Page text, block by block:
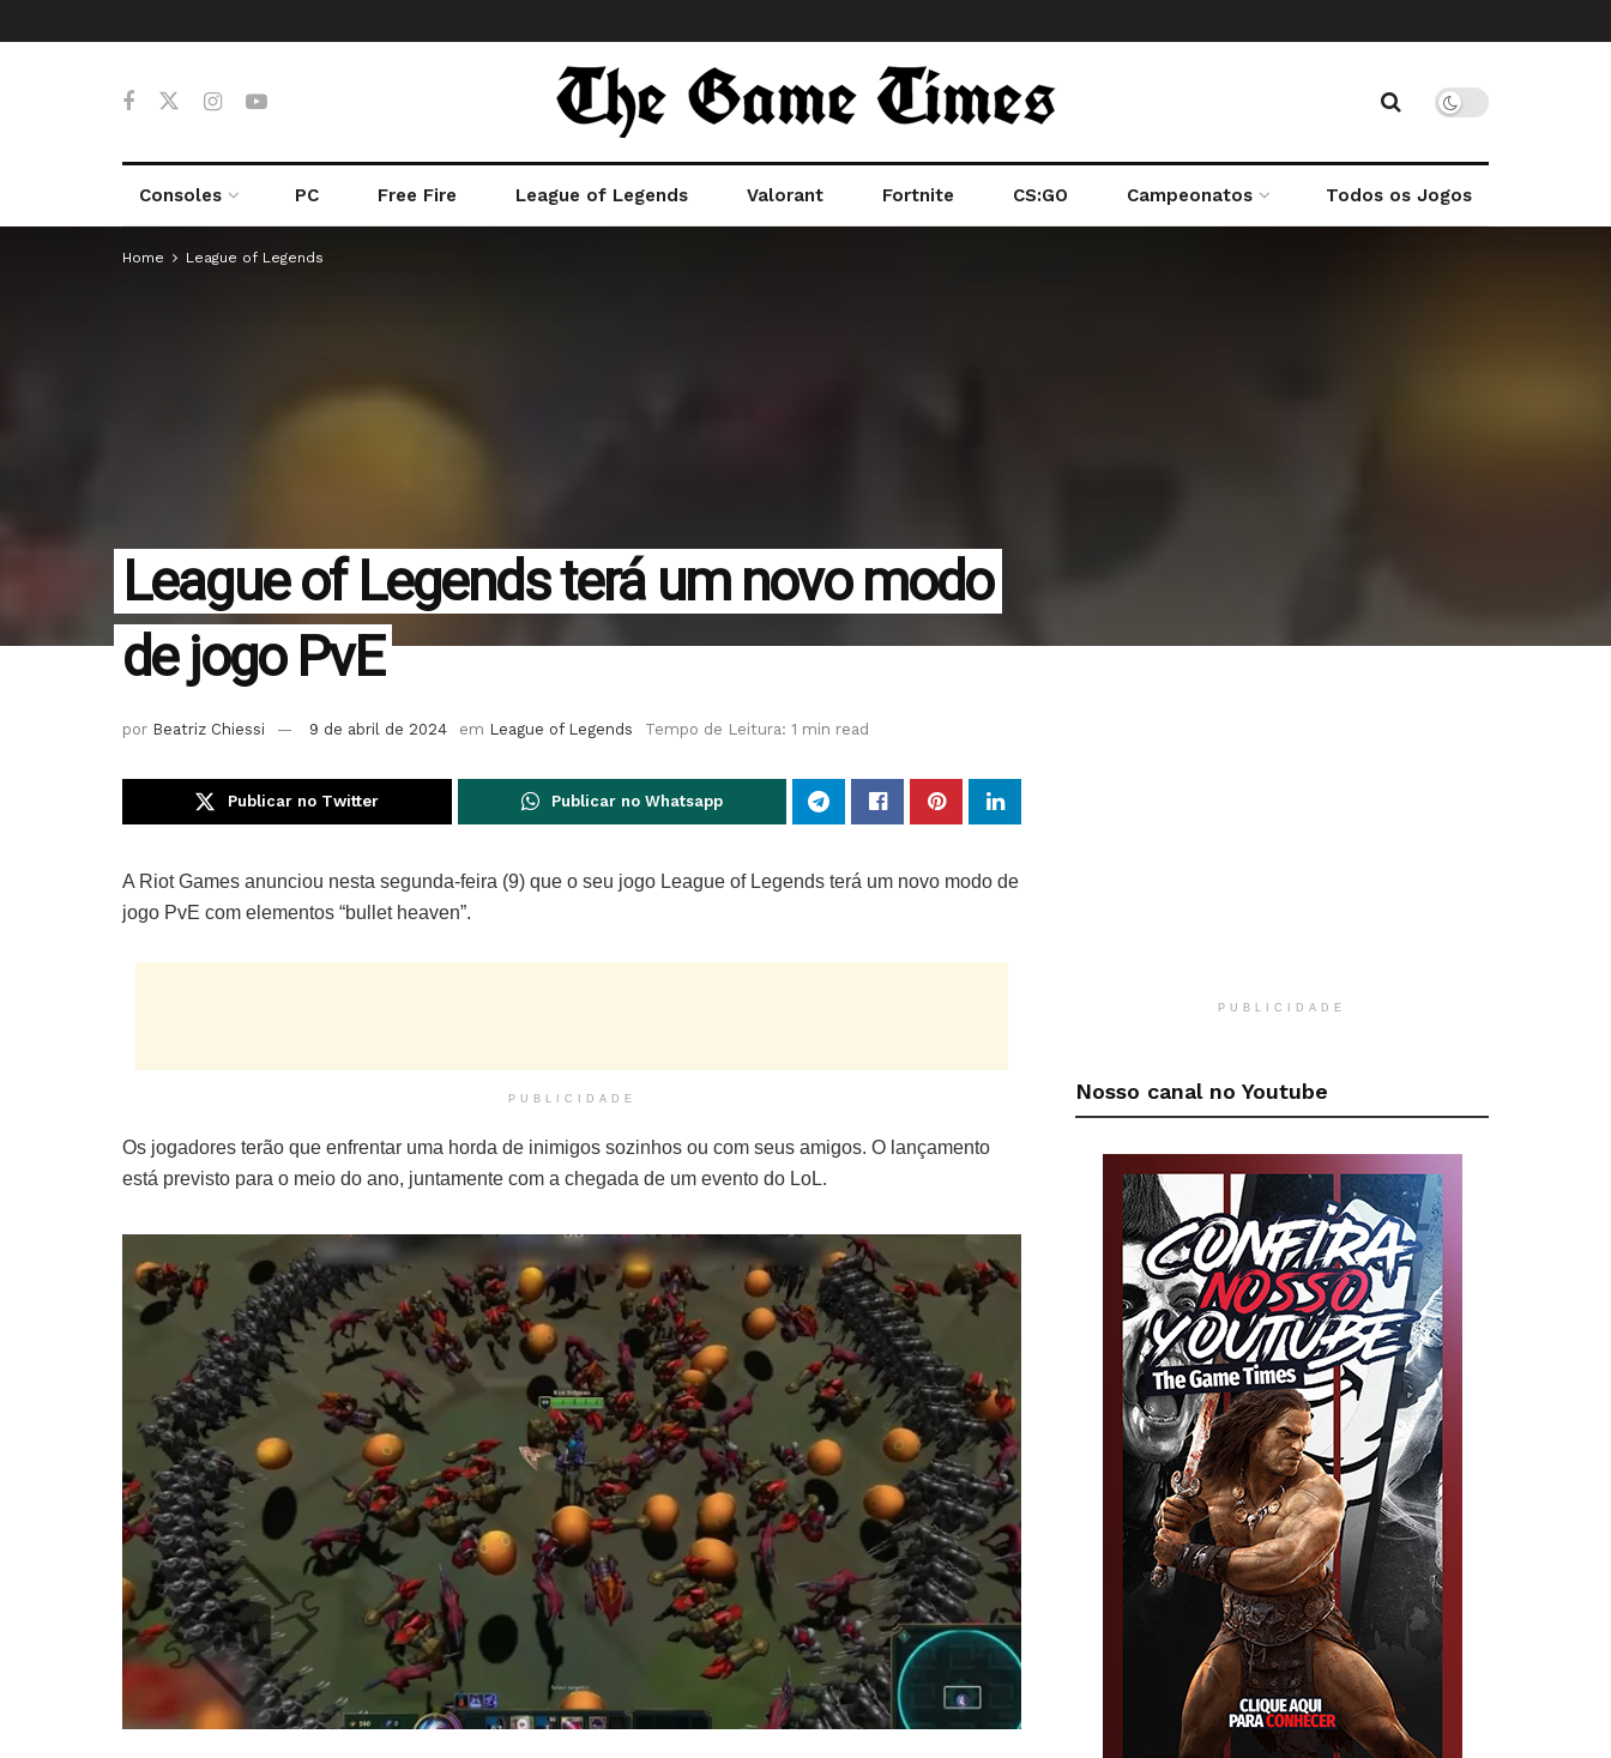
Consoles PC Free Fire League of Legends Valorant Fortnite CS:GO Campeonatos Todos os Jogos
Home League of Legends
League of Legends terá um novo modo
de jogo PvE
por Beatriz Chiessi 9 de abril de 2024 em League of Legends Tempo de Leitura: 1 min read
Publicar no Twitter Publicar no Whatsapp
A Riot Games anunciou nesta segunda-feira (9) que o seu jogo League of Legends terá um novo modo de
jogo PvE com elementos “bullet heaven”.
PUBLICIDADE
Os jogadores terão que enfrentar uma horda de inimigos sozinhos ou com seus amigos. O lançamento
está previsto para o meio do ano, juntamente com a chegada de um evento do LoL.
PUBLICIDADE
Nosso canal no Youtube